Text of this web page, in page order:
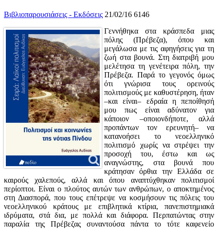
Βιβλιοπαρουσιάσεις - Εκδόσεις 21/02/16 6146
Γεννήθηκα στα κράσπεδα μιας
πόλης (Πρέβεζα), όπου και
μεγάλωσα με τις αφηγήσεις για τη
ζωή στα βουνά. Στη διατριβή μου
μελέτησα τη γενέτειρα πόλη, την
Πρέβεζα. Παρά το γεγονός όμως
ότι γνώρισα τους ορεινούς
πολιτισμούς με καθυστέρηση, ήταν
–και είναι– εδραία η πεποίθησή
μου πως είναι αδύνατον για
κάποιον –οποιονδήποτε, αλλά
προπάντων τον ερευνητή– να
κατανοήσει το νεοελληνικό
πολιτισμό χωρίς να στρέψει την
προσοχή του, έστω και ως
αναγνώστης, στα βουνά που
κράτησαν όρθια την Ελλάδα σε
καιρούς χαλεπούς, αλλά και όπου αναπτύχθηκαν πολιτισμοί
περίοπτοι. Είναι ο πλούτος αυτών των ανθρώπων, ο αποκτημένος
στη Διασπορά, που τους επέτρεψε να κοσμήσουν τις πόλεις του
νεοελληνικού κράτους με επιβλητικά κτίρια, πανεπιστημιακά
ιδρύματα, στά δια, με πολλά και διάφορα. Περπατώντας στην
παραλία της Πρέβεζας συναντούσα πάντα το τότε καφενείο